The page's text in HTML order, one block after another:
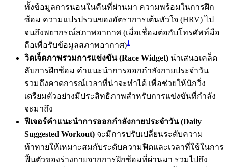
ทั้งข้อมูลการนอนในคืนที่ผ่านมา ความพร้อมในการฝึก
ซ้อม ความแปรปรวนของอัตราการเต้นหัวใจ (HRV) ไป
จนถึงพยากรณ์สภาพอากาศ (เมื่อเชื่อมต่อกับโทรศัพท์มือ
ถือเพื่อรับข้อมูลสภาพอากาศ)1
วิดเจ็ตภาพรวมการแข่งขัน (Race Widget) นำเสนอเคล็ด
ลับการฝึกซ้อม คำแนะนำการออกกำลังกายประจำวัน
รวมถึงคาดการณ์เวลาที่น่าจะทำได้ เพื่อช่วยให้นักวิ่ง
เตรียมตัวอย่างมีประสิทธิภาพสำหรับการแข่งขันที่กำลัง
จะมาถึง
ฟีเจอร์คำแนะนำการออกกำลังกายประจำวัน (Daily
Suggested Workout) จะมีการปรับเปลี่ยนระดับความ
ท้าทายให้เหมาะสมกับระดับความฟิตและเวลาที่ใช้ในการ
ฟื้นตัวของร่างกายจากการฝึกซ้อมที่ผ่านมา รวมไปถึง